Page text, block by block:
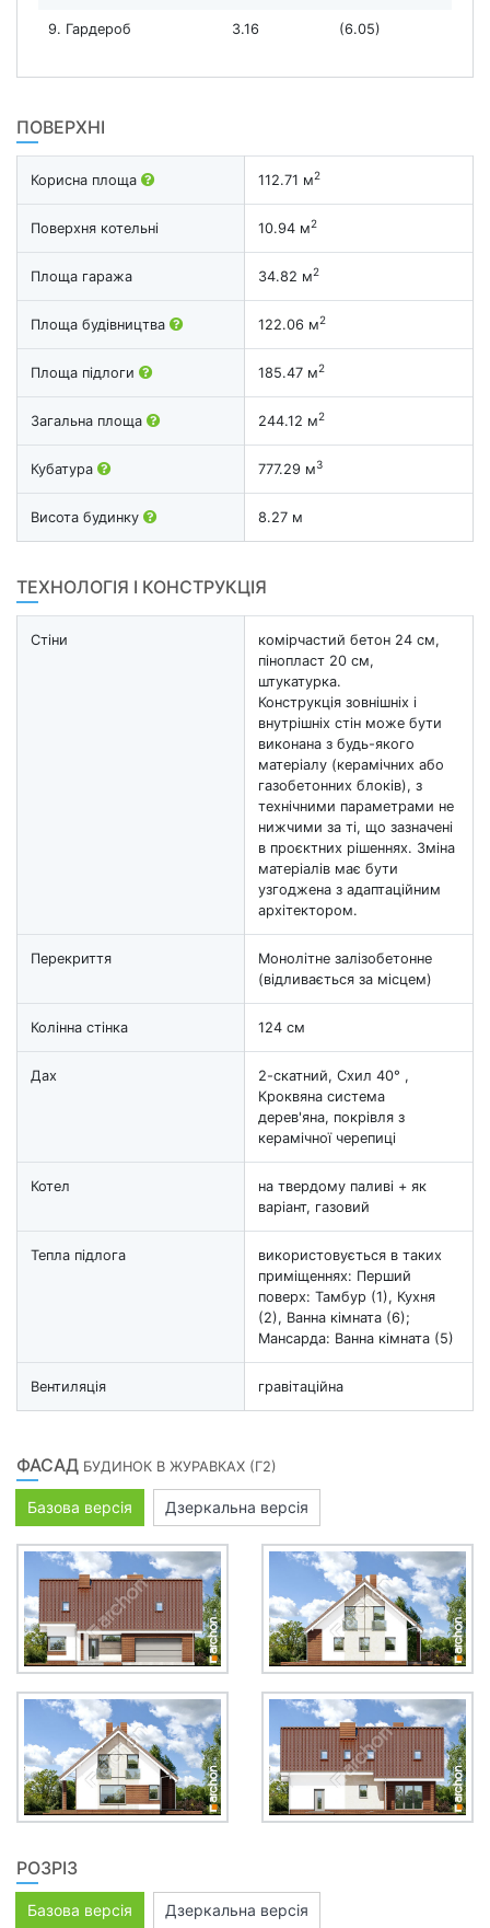
9. Гардероб 3.16 (6.05)
ПОВЕРХНІ
Корисна площа 112.71 м2
Поверхня котельні 10.94 м2
Площа гаража 34.82 м2
Площа будівництва 122.06 м2
Площа підлоги 185.47 м2
Загальна площа 244.12 м2
Кубатура 777.29 м3
Висота будинку 8.27 м
ТЕХНОЛОГІЯ І КОНСТРУКЦІЯ
Стіни
комірчастий бетон 24 см,
пінопласт 20 см,
штукатурка.
Конструкція зовнішніх і
внутрішніх стін може бути
виконана з будь-якого
матеріалу (керамічних або
газобетонних блоків), з
технічними параметрами не
нижчими за ті, що зазначені
в проєктних рішеннях. Зміна
матеріалів має бути
узгоджена з адаптаційним
архітектором.
Перекриття
Монолітне залізобетонне
(відливається за місцем)
Колінна стінка 124 см
Дах
2-скатний, Схил 40° ,
Кроквяна система
дерев'яна, покрівля з
керамічної черепиці
Котел
на твердому паливі + як
варіант, газовий
Тепла підлога
використовується в таких
приміщеннях: Перший
поверх: Тамбур (1), Кухня
(2), Ванна кімната (6);
Мансарда: Ванна кімната (5)
Вентиляція гравітаційна
ФАСАД БУДИНОК В ЖУРАВКАХ (Г2)
Базова версія Дзеркальна версія
РОЗРІЗ
Базова версія Дзеркальна версія